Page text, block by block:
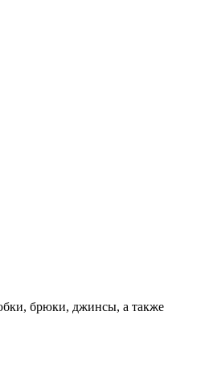
брюки, джинсы, а также